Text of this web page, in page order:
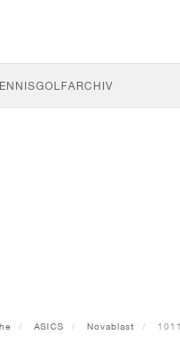
GOLFARCHIV
ASICS Novablast